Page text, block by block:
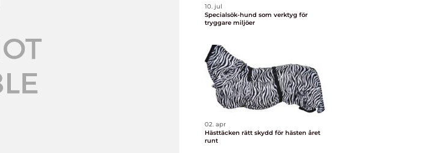
10. jul
Specialsök-hund som verktyg för
tryggare miljöer
02. apr
Hästtäcken rätt skydd för hästen året
runt